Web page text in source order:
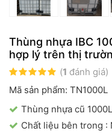
Thùng nhựa IBC
hợp lý trên thị
(1 đánh giá)
Mã sản phẩm: TN1000L
Thùng nhựa cũ 1000L
Chất liệu bên trong :